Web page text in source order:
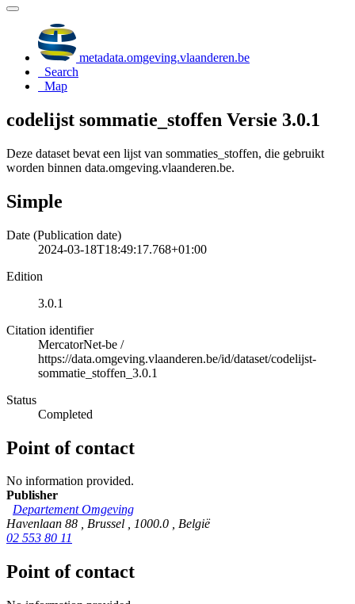
metadata.omgeving.vlaanderen.be
Search
Map
codelijst sommatie_stoffen Versie 3.0.1
Deze dataset bevat een lijst van sommaties_stoffen, die gebruikt
worden binnen data.omgeving.vlaanderen.be.
Simple
Date (Publication date)
2024-03-18T18:49:17.768+01:00
Edition
3.0.1
Citation identifier
MercatorNet-be /
https://data.omgeving.vlaanderen.be/id/dataset/codelijst-
sommatie_stoffen_3.0.1
Status
Completed
Point of contact
No information provided.
Publisher
Departement Omgeving
Havenlaan 88 , Brussel , 1000.0 , België
02 553 80 11
Point of contact